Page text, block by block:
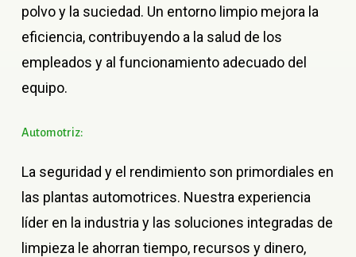
polvo y la suciedad. Un entorno limpio mejora la
eficiencia, contribuyendo a la salud de los
empleados y al funcionamiento adecuado del
equipo.
Automotriz:
La seguridad y el rendimiento son primordiales en
las plantas automotrices. Nuestra experiencia
líder en la industria y las soluciones integradas de
limpieza le ahorran tiempo, recursos y dinero,